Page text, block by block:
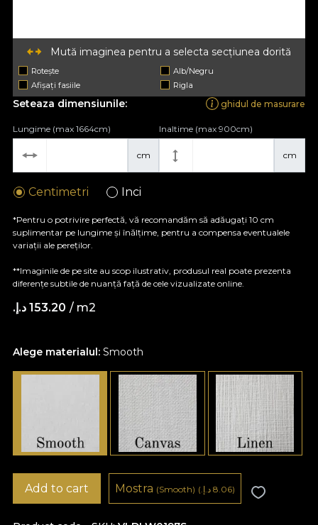
Mută imaginea pentru a selecta secțiunea dorită
Rotește
Alb/Negru
Afișați fasiile
Rigla
Alege materialul: Smooth
Seteaza dimensiunile: ghidul de masurare
cm
Lungime (max 1664cm)
cm
Inaltime (max 900cm)
Centimetri Inci
*Pentru o potrivire perfectă, vă recomandăm să adăugați 10 cm
suplimentar pe lungime și înălțime, pentru a compensa eventualele
variații ale pereților.
**Imaginile de pe site au scop ilustrativ, produsul real poate prezenta
diferențe subtile de nuanță față de cele vizualizate online.
153.20 د.إ.‏ / m2
Add to cart Mostra (Smooth) ( 8.06 د.إ.‏)